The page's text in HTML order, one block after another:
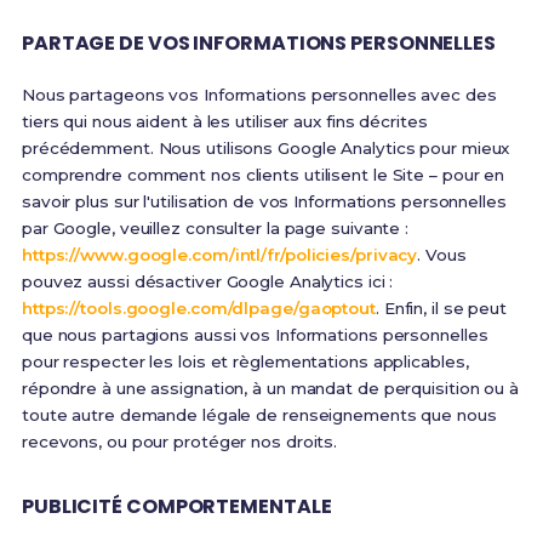
PARTAGE DE VOS INFORMATIONS PERSONNELLES
Nous partageons vos Informations personnelles avec des
tiers qui nous aident à les utiliser aux fins décrites
précédemment. Nous utilisons Google Analytics pour mieux
comprendre comment nos clients utilisent le Site – pour en
savoir plus sur l'utilisation de vos Informations personnelles
par Google, veuillez consulter la page suivante :
https://www.google.com/intl/fr/policies/privacy. Vous
pouvez aussi désactiver Google Analytics ici :
https://tools.google.com/dlpage/gaoptout. Enfin, il se peut
que nous partagions aussi vos Informations personnelles
pour respecter les lois et règlementations applicables,
répondre à une assignation, à un mandat de perquisition ou à
toute autre demande légale de renseignements que nous
recevons, ou pour protéger nos droits.
PUBLICITÉ COMPORTEMENTALE